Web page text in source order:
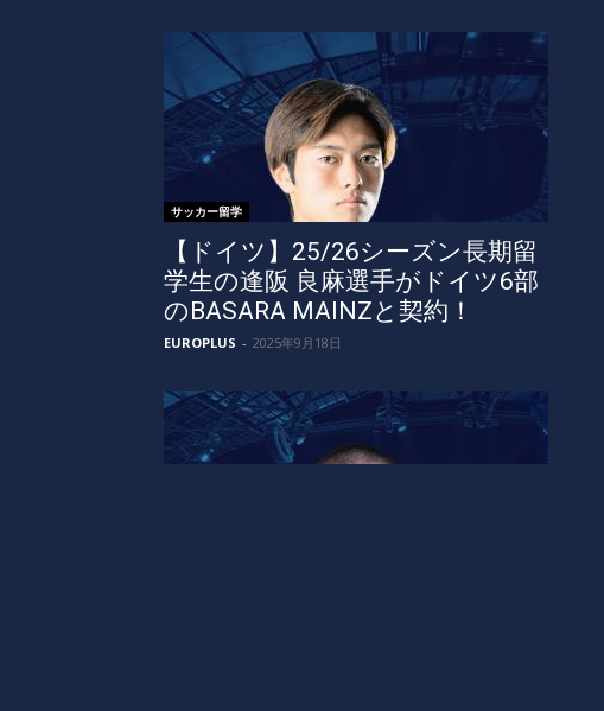
サッカー留学
【ドイツ】25/26シーズン長期留
学生の逢阪 良麻選手がドイツ6部
のBASARA MAINZと契約！
EUROPLUS - 2025年9月18日